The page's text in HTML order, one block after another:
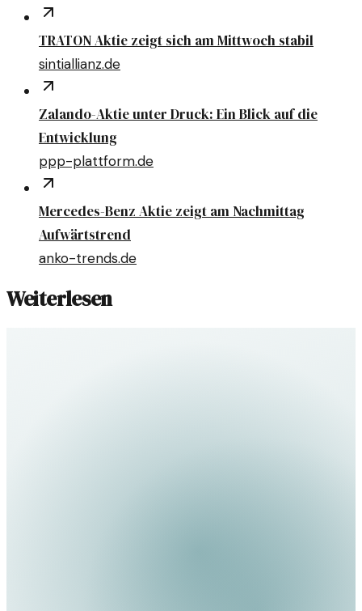
TRATON Aktie zeigt sich am Mittwoch stabil
sintiallianz.de
Zalando-Aktie unter Druck: Ein Blick auf die
Entwicklung
ppp-plattform.de
Mercedes-Benz Aktie zeigt am Nachmittag
Aufwärtstrend
anko-trends.de
Weiterlesen